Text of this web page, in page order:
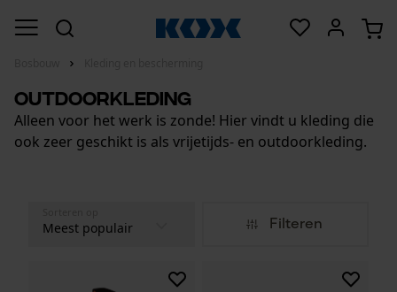
Outdoorkleding
Alleen voor het werk is zonde! Hier vindt u kleding die
ook zeer geschikt is als vrijetijds- en outdoorkleding.
Filteren